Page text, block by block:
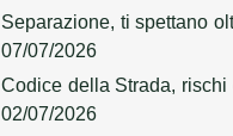
Separazione, ti spettano
07/07/2026
Codice della Strada,
02/07/2026